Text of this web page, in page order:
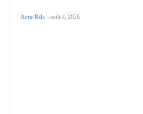
Actu Rdc -août 4, 2026